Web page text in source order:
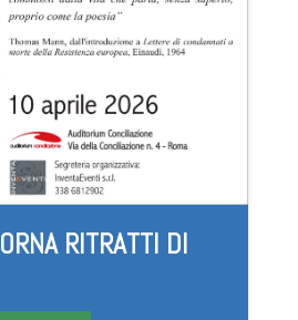
RITRATTI DI